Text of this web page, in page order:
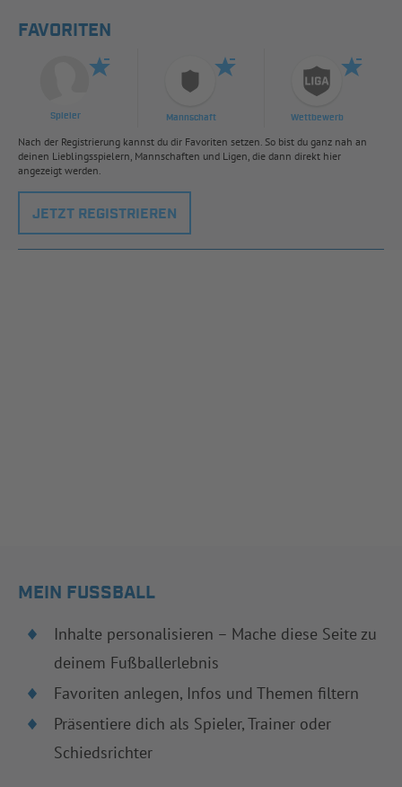
FAVORITEN
Spieler Mannschaft Wettbewerb
Nach der Registrierung kannst du dir Favoriten setzen. So bist du ganz nah an
deinen Lieblingsspielern, Mannschaften und Ligen, die dann direkt hier
angezeigt werden.
JETZT REGISTRIEREN
MEIN FUSSBALL
Inhalte personalisieren – Mache diese Seite zu
deinem Fußballerlebnis
Favoriten anlegen, Infos und Themen filtern
Präsentiere dich als Spieler, Trainer oder
Schiedsrichter